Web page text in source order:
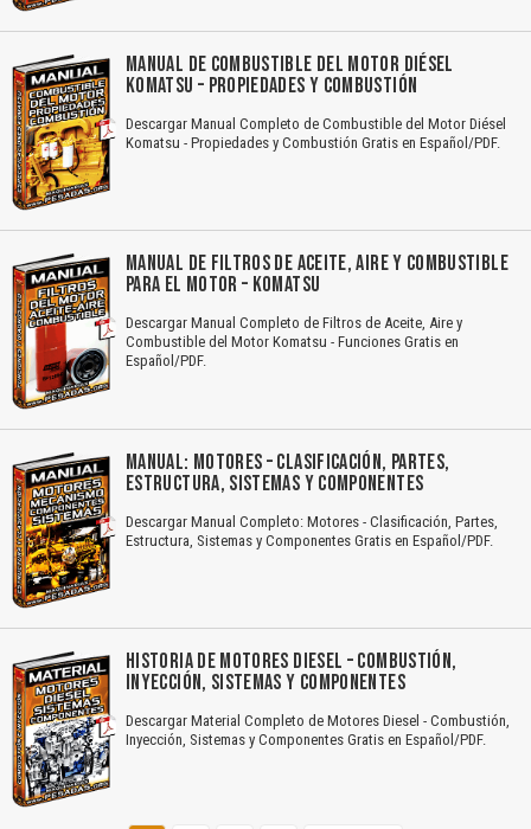
MANUAL DE COMBUSTIBLE DEL MOTOR DIÉSEL
KOMATSU – PROPIEDADES Y COMBUSTIÓN
Descargar Manual Completo de Combustible del Motor Diésel
Komatsu - Propiedades y Combustión Gratis en Español/PDF.
MANUAL DE FILTROS DE ACEITE, AIRE Y COMBUSTIBLE
PARA EL MOTOR – KOMATSU
Descargar Manual Completo de Filtros de Aceite, Aire y
Combustible del Motor Komatsu - Funciones Gratis en
Español/PDF.
MANUAL: MOTORES – CLASIFICACIÓN, PARTES,
ESTRUCTURA, SISTEMAS Y COMPONENTES
Descargar Manual Completo: Motores - Clasificación, Partes,
Estructura, Sistemas y Componentes Gratis en Español/PDF.
HISTORIA DE MOTORES DIESEL – COMBUSTIÓN,
INYECCIÓN, SISTEMAS Y COMPONENTES
Descargar Material Completo de Motores Diesel - Combustión,
Inyección, Sistemas y Componentes Gratis en Español/PDF.
Texto o Imagen de portada son erróneos.
No carga o no se visualiza el contenido.
Reportar otro tipo de error...